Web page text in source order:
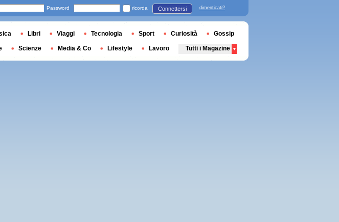
Password ricorda Connettersi dimenticati?
Libri Viaggi Tecnologia Sport Curiosità Gossip
Scienze Media & Co Lifestyle Lavoro Tutti i Magazine